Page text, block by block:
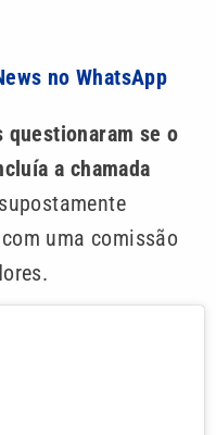
no WhatsApp
questionaram se o
a chamada
uma comissão